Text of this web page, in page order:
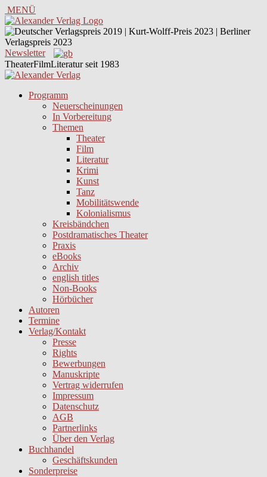
MENÜ
Newsletter
TheaterFilmLiteratur seit 1983
Programm
Neuerscheinungen
In Vorbereitung
Themen
Theater
Film
Literatur
Krimi
Kunst
Tanz
Mobilitätswende
Kolonialismus
Kreisbändchen
Postdramatisches Theater
Praxis
eBooks
Archiv
english titles
Non-Books
Hörbücher
Autoren
Termine
Verlag/Kontakt
Presse
Rights
Bewerbungen
Manuskripte
Vertrag widerrufen
Impressum
Datenschutz
AGB
Partnerlinks
Über den Verlag
Buchhandel
Geschäftskunden
Sonderpreise